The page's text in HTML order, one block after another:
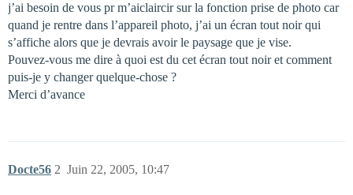
j’ai besoin de vous pr m’aiclaircir sur la fonction prise de photo car
quand je rentre dans l’appareil photo, j’ai un écran tout noir qui
s’affiche alors que je devrais avoir le paysage que je vise.
Pouvez-vous me dire à quoi est du cet écran tout noir et comment
puis-je y changer quelque-chose ?
Merci d’avance
Docte56 Juin 22, 2005, 10:47
2